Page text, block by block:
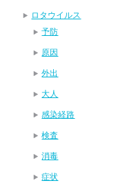
ロタウイルス
予防
原因
外出
大人
感染経路
検査
消毒
症状